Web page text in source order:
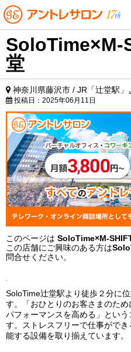
SoloTime×M-
堂
神奈川県藤沢市 / JR「辻堂駅」
投稿日： 2025年06月11日
このページは SoloTime×M-
この店舗にご興味のある方は
問合せください。
SoloTime辻堂駅より徒歩２分に
す。「おひとりのお客さまのた
パフォーマンスを高める」とい
す。ストレスフリーで仕事がで
能する設備を取り揃えています。